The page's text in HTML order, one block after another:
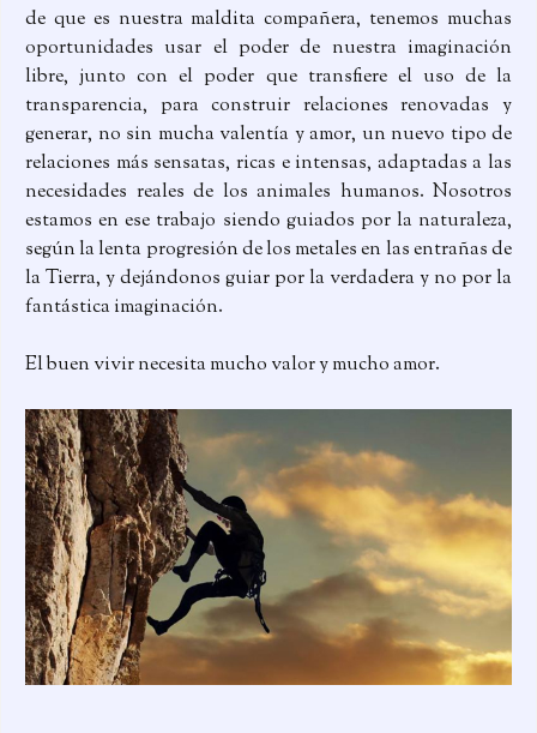
de que es nuestra maldita compañera, tenemos muchas
oportunidades usar el poder de nuestra imaginación
libre, junto con el poder que transfiere el uso de la
transparencia, para construir relaciones renovadas y
generar, no sin mucha valentía y amor, un nuevo tipo de
relaciones más sensatas, ricas e intensas, adaptadas a las
necesidades reales de los animales humanos. Nosotros
estamos en ese trabajo siendo guiados por la naturaleza,
según la lenta progresión de los metales en las entrañas de
la Tierra, y dejándonos guiar por la verdadera y no por la
fantástica imaginación.
El buen vivir necesita mucho valor y mucho amor.